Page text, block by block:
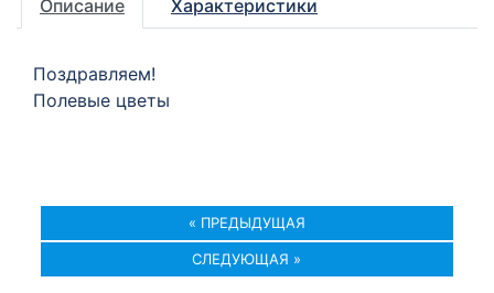
Описание Характеристики
Поздравляем!
Полевые цветы
« ПРЕДЫДУЩАЯ
СЛЕДУЮЩАЯ »